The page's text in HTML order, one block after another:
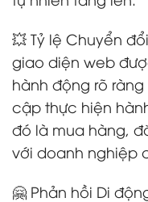
💥 Tỷ lệ Chuyển
giao diện web
hành động rõ
cập thực hiện
đó là mua hàng,
với doanh nghiệp
🤗 Phản hồi Di